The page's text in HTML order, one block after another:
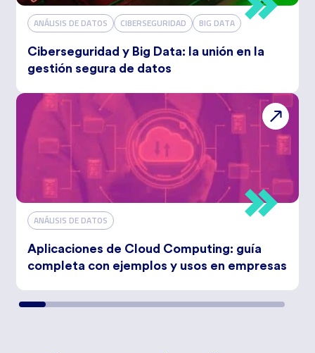
ANÁLISIS DE DATOS CIBERSEGURIDAD BIG DATA
Ciberseguridad y Big Data: la unión en la
gestión segura de datos
ANÁLISIS DE DATOS
Aplicaciones de Cloud Computing: guía
completa con ejemplos y usos en empresas